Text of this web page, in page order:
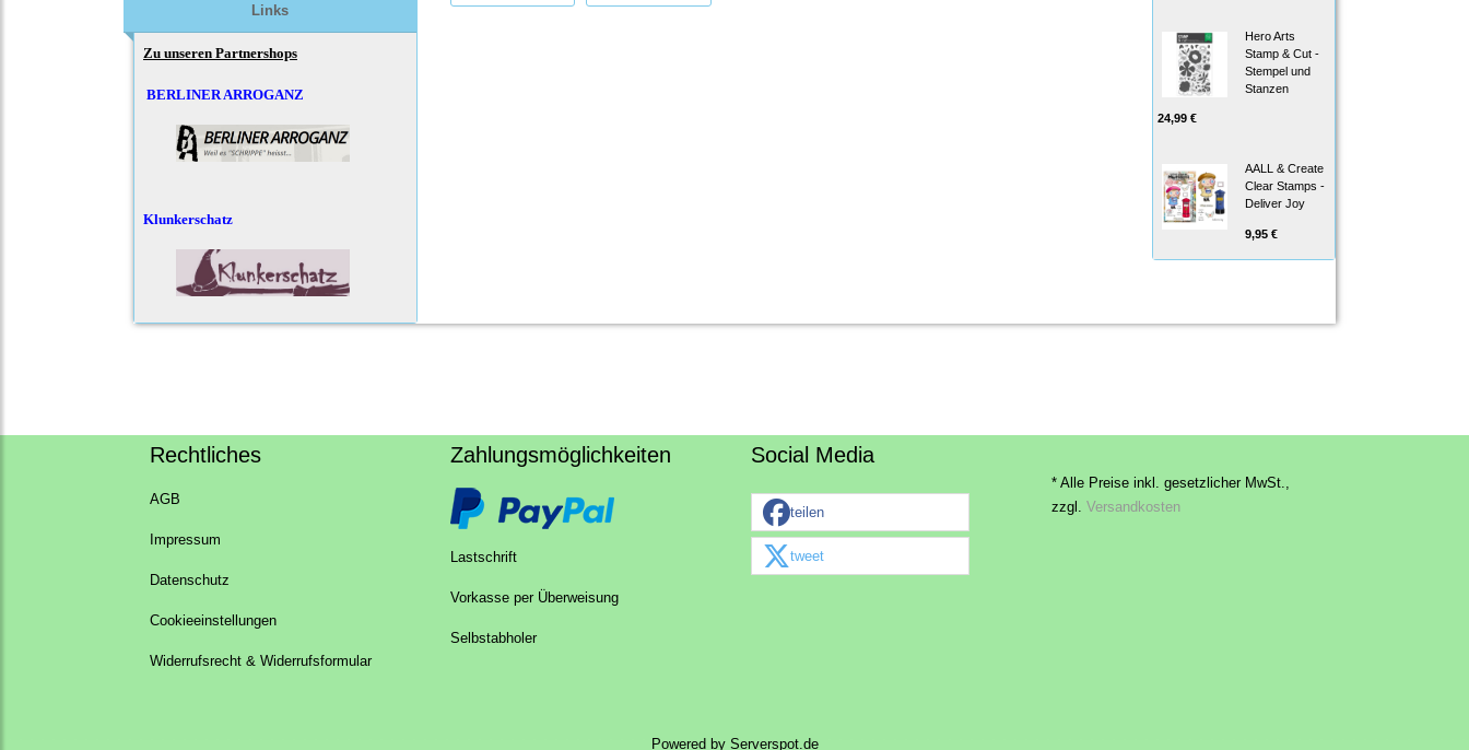
Links
Zu unseren Partnershops
BERLINER ARROGANZ
Klunkerschatz
Hero Arts
Stamp & Cut -
Stempel und
Stanzen
24,99 €
AALL & Create
Clear Stamps -
Deliver Joy
9,95 €
Rechtliches
AGB
Impressum
Datenschutz
Cookieeinstellungen
Widerrufsrecht & Widerrufsformular
Zahlungsmöglichkeiten
Lastschrift
Vorkasse per Überweisung
Selbstabholer
Social Media
teilen
tweet
* Alle Preise inkl. gesetzlicher MwSt.,
zzgl. Versandkosten
Powered by Serverspot.de